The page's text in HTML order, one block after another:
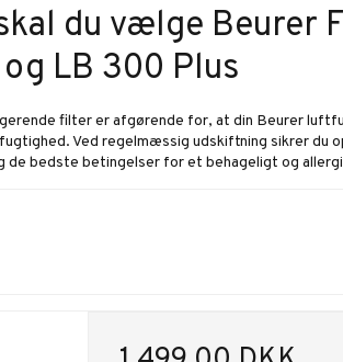
du vælge Beurer
LB 300 Plus
filter er afgørende for, at din Beurer
Ved regelmæssig udskiftning sikrer du
de bedste betingelser for et behageligt og